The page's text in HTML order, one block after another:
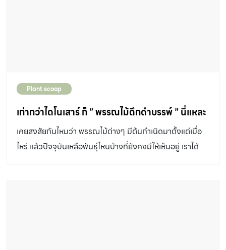
Plant scoop
เก่ากว่าไดโนเสาร์ ก็ ” พรรณไม้ดึกดำบรรพ์ ” นี่แหละ
เคยสงสัยกันไหมว่า พรรณไม้ต่างๆ มีต้นกำเนิดมาตั้งแต่เมื่อ
ไหร่ แล้วปัจจุบันเหลือพันธุ์ไหนบ้างที่ยังคงมีให้เห็นอยู่ เราได้